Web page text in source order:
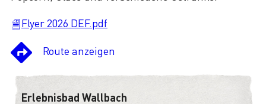
Flyer 2026 DEF.pdf
Route anzeigen
Erlebnisbad Wallbach